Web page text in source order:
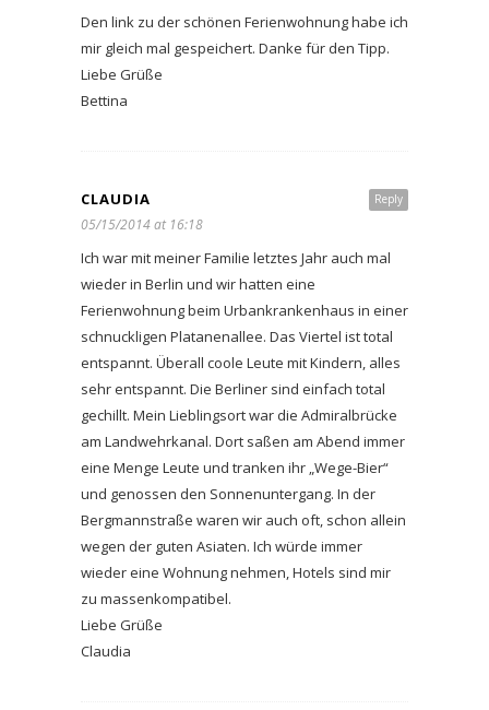
Den link zu der schönen Ferienwohnung habe ich
mir gleich mal gespeichert. Danke für den Tipp.
Liebe Grüße
Bettina
Reply
CLAUDIA
05/15/2014 at 16:18
Ich war mit meiner Familie letztes Jahr auch mal
wieder in Berlin und wir hatten eine
Ferienwohnung beim Urbankrankenhaus in einer
schnuckligen Platanenallee. Das Viertel ist total
entspannt. Überall coole Leute mit Kindern, alles
sehr entspannt. Die Berliner sind einfach total
gechillt. Mein Lieblingsort war die Admiralbrücke
am Landwehrkanal. Dort saßen am Abend immer
eine Menge Leute und tranken ihr „Wege-Bier“
und genossen den Sonnenuntergang. In der
Bergmannstraße waren wir auch oft, schon allein
wegen der guten Asiaten. Ich würde immer
wieder eine Wohnung nehmen, Hotels sind mir
zu massenkompatibel.
Liebe Grüße
Claudia